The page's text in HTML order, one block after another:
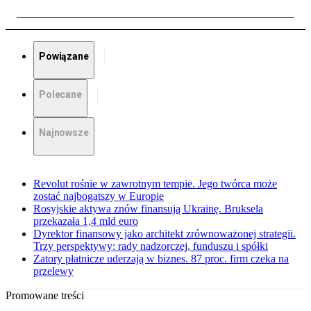
Powiązane
Polecane
Najnowsze
Revolut rośnie w zawrotnym tempie. Jego twórca może
zostać najbogatszy w Europie
Rosyjskie aktywa znów finansują Ukrainę. Bruksela
przekazała 1,4 mld euro
Dyrektor finansowy jako architekt zrównoważonej strategii.
Trzy perspektywy: rady nadzorczej, funduszu i spółki
Zatory płatnicze uderzają w biznes. 87 proc. firm czeka na
przelewy
Promowane treści